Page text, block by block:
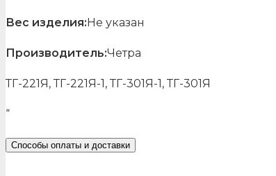
Вес изделия: Не указан
Производитель:Четра
ТГ-221Я, ТГ-221Я-1, ТГ-301Я-1, ТГ-301Я
“
Способы оплаты и доставки